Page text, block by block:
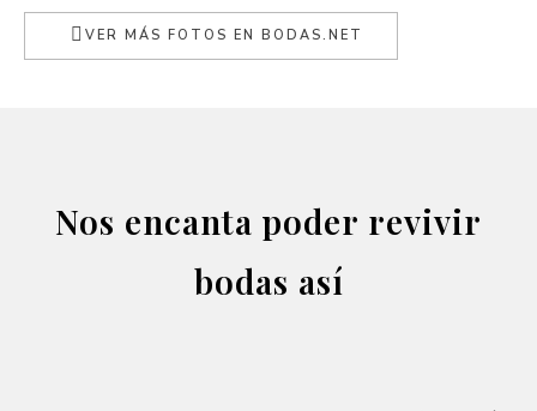
VER MÁS FOTOS EN BODAS.NET
Nos encanta poder revivir
bodas así